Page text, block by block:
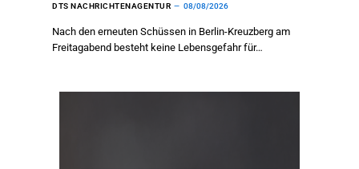
DTS NACHRICHTENAGENTUR 08/08/2026
Nach den erneuten Schüssen in Berlin-Kreuzberg am
Freitagabend besteht keine Lebensgefahr für…